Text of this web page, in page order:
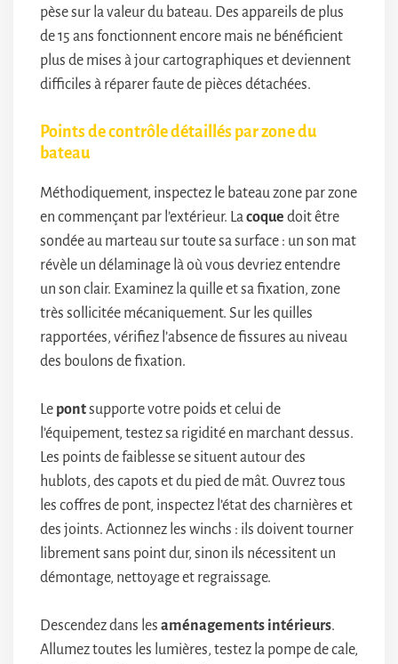
pèse sur la valeur du bateau. Des appareils de plus
de 15 ans fonctionnent encore mais ne bénéficient
plus de mises à jour cartographiques et deviennent
difficiles à réparer faute de pièces détachées.
Points de contrôle détaillés par zone du
bateau
Méthodiquement, inspectez le bateau zone par zone
en commençant par l’extérieur. Lacoque doit être
sondée au marteau sur toute sa surface : un son mat
révèle un délaminage là où vous devriez entendre
un son clair. Examinez la quille et sa fixation, zone
très sollicitée mécaniquement. Sur les quilles
rapportées, vérifiez l’absence de fissures au niveau
des boulons de fixation.
Le pontsupporte votre poids et celui de
l’équipement, testez sa rigidité en marchant dessus.
Les points de faiblesse se situent autour des
hublots, des capots et du pied de mât. Ouvrez tous
les coffres de pont, inspectez l’état des charnières et
des joints. Actionnez les winchs : ils doivent tourner
librement sans point dur, sinon ils nécessitent un
démontage, nettoyage et regraissage.
Descendez dans les aménagements intérieurs.
Allumez toutes les lumières, testez la pompe de cale,